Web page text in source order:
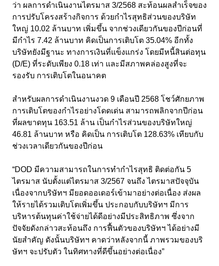
ว่า ผลการดำเนินงานไตรมาส 3/2568 สะท้อนผลสำเร็จของ
การปรับโครงสร้างกิจการ ด้วยกำไรสุทธิส่วนของบริษัท
ใหญ่ 10.02 ล้านบาท เพิ่มขึ้น จากช่วงเดียวกันของปีก่อนที่
มีกำไร 7.42 ล้านบาท คิดเป็นการเติบโต 35.04% อีกทั้ง
บริษัทยังมีฐานะ ทางการเงินที่แข็งแกร่ง โดยมีหนี้สินต่อทุน
(D/E) ที่ระดับเพียง 0.18 เท่า และมีสภาพคล่องสูงที่จะ
รองรับ การเติบโตในอนาคต
สำหรับผลการดำเนินงานงวด 9 เดือนปี 2568 โชว์ศักยภาพ
การเติบโตของกำไรอย่างโดดเด่น สามารถพลิกจากปีก่อน
ที่ผลขาดทุน 163.51 ล้าน เป็นกำไรส่วนของบริษัทใหญ่
46.81 ล้านบาท หรือ คิดเป็น การเติบโต 128.63% เทียบกับ
ช่วงเวลาเดียวกันของปีก่อน
“DOD มีความสามารถในการทำกำไรสุทธิ ติดต่อกัน 5
ไตรมาส นับตั้งแต่ไตรมาส 3/2567 จนถึง ไตรมาสปัจจุบัน
เนื่องจากบริษัทฯ มียอดออเดอร์เข้ามาอย่างต่อเนื่อง ส่งผล
ให้รายได้รวมเติบโตเพิ่มขึ้น ประกอบกับบริษัทฯ มีการ
บริหารต้นทุนค่าใช้จ่ายได้ดีอย่างมีประสิทธิภาพ ซึ่งจาก
ปัจจัยดังกล่าวสะท้อนถึง การฟื้นตัวของบริษัทฯ ได้อย่างมี
นัยสำคัญ ดังนั้นบริษัทฯ คาดว่าหลังจากนี้ ภาพรวมของบริ
ษัทฯ จะปรับตัว ในทิศทางที่ดีขึ้นอย่างต่อเนื่อง”